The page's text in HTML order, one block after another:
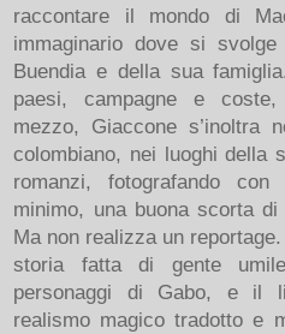
raccontare il mondo di
immaginario dove si
Buendia e della sua
paesi, campagne e
mezzo, Giaccone s’inoltra
colombiano, nei luoghi della
romanzi, fotografando con
minimo, una buona scorta
Ma non realizza un
storia fatta di gente
personaggi di Gabo, e il
realismo magico tradotto e